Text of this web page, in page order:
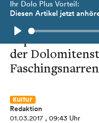
Ihr Dolo Plus Vorteil:
Diesen Artikel jetzt
Play
Reporter Peter
der
Kultur
Redaktion
01.03.2017 , 09:43 Uhr